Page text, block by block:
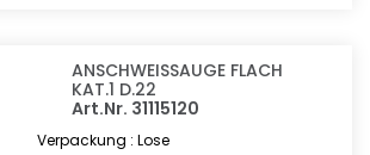
ANSCHWEISSAUGE FLACH
KAT.1 D.22
Art.Nr. 31115120
Verpackung : Lose